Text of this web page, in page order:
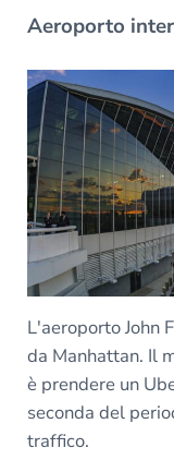
Aeroporto
L'aeroporto John
da Manhattan. Il
è prendere un
seconda del
traffico.